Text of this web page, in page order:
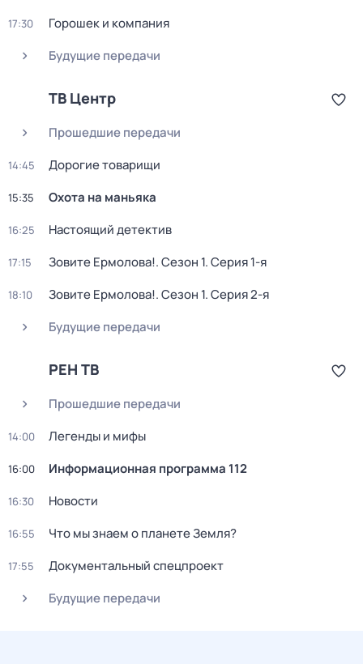
17:30
Горошек и компания
Будущие передачи
ТВ Центр
Прошедшие передачи
14:45 Дорогие товарищи
15:35 Охота на маньяка
16:25 Настоящий детектив
17:15 Зовите Ермолова!. Сезон 1. Серия 1-я
18:10 Зовите Ермолова!. Сезон 1. Серия 2-я
Будущие передачи
РЕН ТВ
Прошедшие передачи
14:00 Легенды и мифы
16:00 Информационная программа 112
16:30 Новости
16:55 Что мы знаем о планете Земля?
17:55
Документальный спецпроект
Будущие передачи